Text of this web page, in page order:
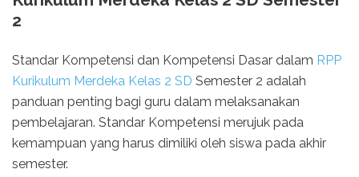
2
Standar Kompetensi dan Kompetensi Dasar dalam RPP
Kurikulum Merdeka Kelas 2 SD Semester 2 adalah
panduan penting bagi guru dalam melaksanakan
pembelajaran. Standar Kompetensi merujuk pada
kemampuan yang harus dimiliki oleh siswa pada akhir
semester.